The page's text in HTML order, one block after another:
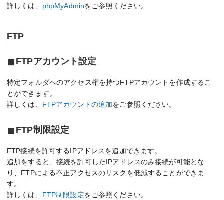
詳しくは、 phpMyAdminをご参照ください。
FTP
FTPアカウント設定
特定フォルダへのアクセス権を持つFTPアカウントを作成するこ
とができます。
詳しくは、 FTPアカウントの追加をご参照ください。
FTP制限設定
FTP接続を許可するIPアドレスを追加できます。
追加をすると、接続を許可したIPアドレスのみ接続が可能とな
り、FTPによる不正アクセスのリスクを低減することができま
す。
詳しくは、 FTP制限設定をご参照ください。